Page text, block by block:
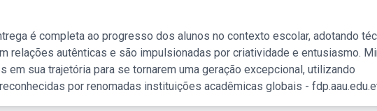
é completa ao progresso dos alunos no contexto escolar, adotando
relações autênticas e são impulsionadas por criatividade e entusiasmo.
em sua trajetória para se tornarem uma geração excepcional, utilizando
por renomadas instituições acadêmicas globais -